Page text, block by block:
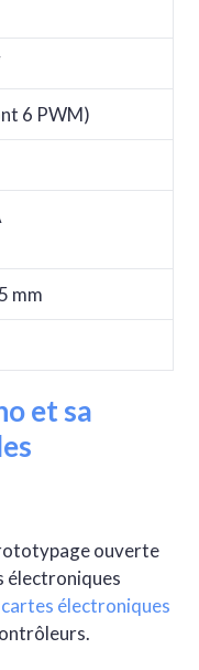
6 PWM)
mm
et sa
ouverte
électroniques
cartes électroniques